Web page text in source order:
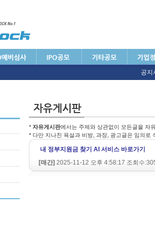
공지
* 자유게시판에서는 주제와 상관없이 모든글을 자
* 다만 지나친 욕설과 비방, 과장, 광고글은 임의로
내 정부지원금 찾기 AI 서비스 바로가기
[매간] 2025-11-12 오후 4:58:17 조회수